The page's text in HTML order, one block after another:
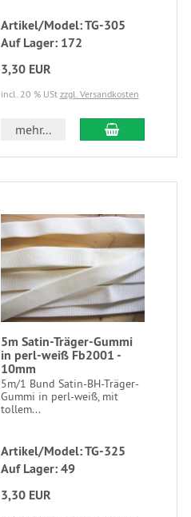
Artikel/Model: TG-305
Auf Lager: 172
3,30 EUR
incl. 20 % USt zzgl. Versandkosten
mehr...
5m Satin-Träger-Gummi
in perl-weiß Fb2001 -
10mm
5m/1 Bund Satin-BH-Träger-
Gummi in perl-weiß, mit
tollem...
Artikel/Model: TG-325
Auf Lager: 49
3,30 EUR